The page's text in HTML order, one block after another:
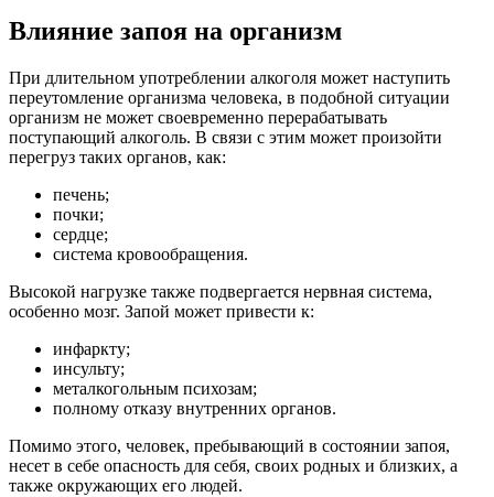
Влияние запоя на организм
При длительном употреблении алкоголя может наступить
переутомление организма человека, в подобной ситуации
организм не может своевременно перерабатывать
поступающий алкоголь. В связи с этим может произойти
перегруз таких органов, как:
печень;
почки;
сердце;
система кровообращения.
Высокой нагрузке также подвергается нервная система,
особенно мозг. Запой может привести к:
инфаркту;
инсульту;
металкогольным психозам;
полному отказу внутренних органов.
Помимо этого, человек, пребывающий в состоянии запоя,
несет в себе опасность для себя, своих родных и близких, а
также окружающих его людей.